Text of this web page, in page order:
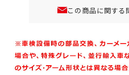
この商品に関する